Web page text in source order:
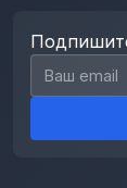
Email для